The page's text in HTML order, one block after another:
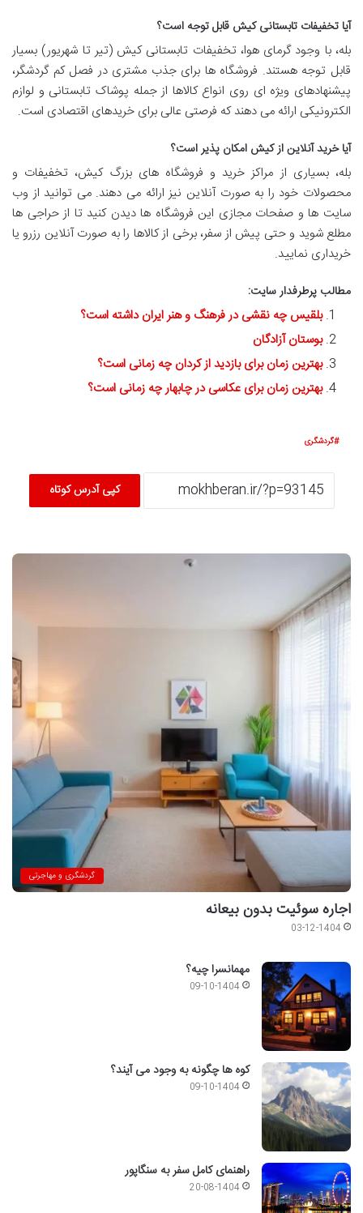
آیا تخفیفات تابستانی کیش قابل توجه است؟
بله، با وجود گرمای هوا، تخفیفات تابستانی کیش (تیر تا شهریور) بسیار
قابل توجه هستند. فروشگاه ها برای جذب مشتری در فصل کم گردشگر،
پیشنهادهای ویژه ای روی انواع کالاها از جمله پوشاک تابستانی و لوازم
الکترونیکی ارائه می دهند که فرصتی عالی برای خریدهای اقتصادی است.
آیا خرید آنلاین از کیش امکان پذیر است؟
بله، بسیاری از مراکز خرید و فروشگاه های بزرگ کیش، تخفیفات و
محصولات خود را به صورت آنلاین نیز ارائه می دهند. می توانید از وب
سایت ها و صفحات مجازی این فروشگاه ها دیدن کنید تا از حراجی ها
مطلع شوید و حتی پیش از سفر، برخی از کالاها را به صورت آنلاین رزرو یا
خریداری نمایید.
مطالب پرطرفدار سایت:
بلقیس چه نقشی در فرهنگ و هنر ایران داشته است؟
بوستان آزادگان
بهترین زمان برای بازدید از کردان چه زمانی است؟
بهترین زمان برای عکاسی در چابهار چه زمانی است؟
گردشگری
کپی آدرس کوتاه
گردشگری و مهاجرتی
اجاره سوئیت بدون بیعانه
03-12-1404
مهمانسرا چیه؟
09-10-1404
کوه ها چگونه به وجود می آیند؟
09-10-1404
راهنمای کامل سفر به سنگاپور
20-08-1404